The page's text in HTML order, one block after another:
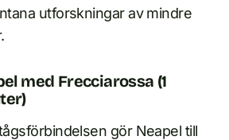
utforskningar av mindre
med Frecciarossa (1
gör Neapel till